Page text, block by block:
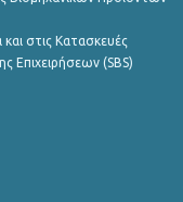
και στις Κατασκευές
Επιχειρήσεων (SBS)